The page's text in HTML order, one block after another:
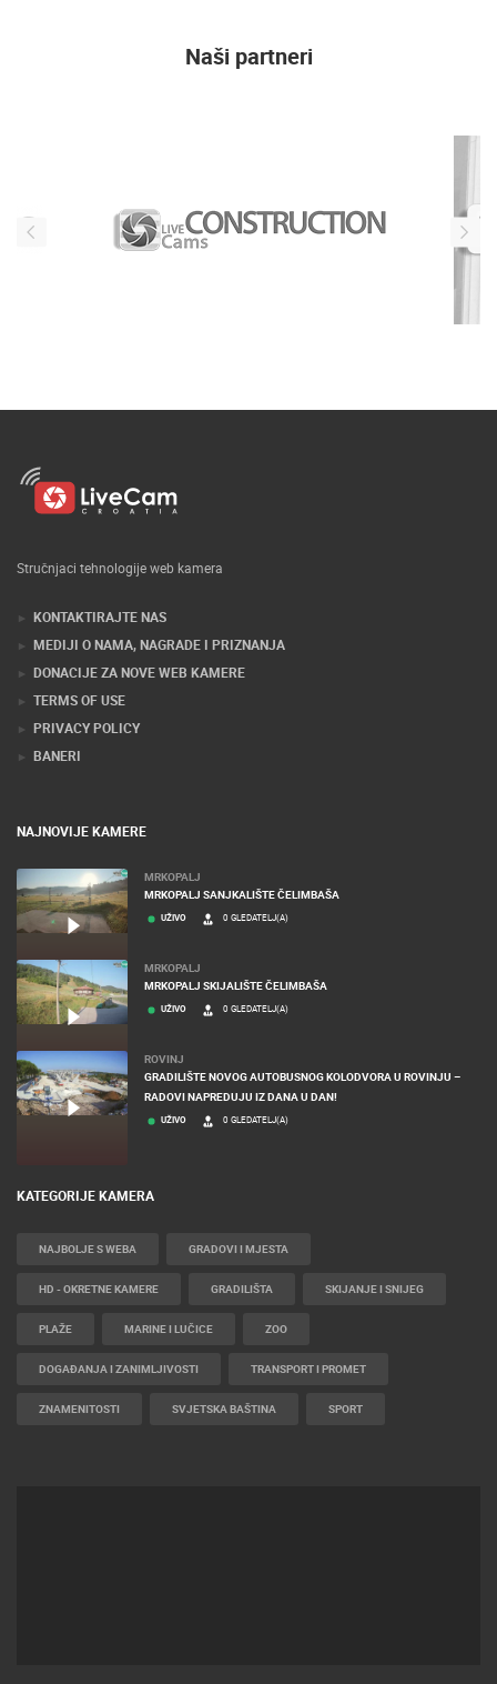
Naši partneri
Stručnjaci tehnologije web kamera
KONTAKTIRAJTE NAS
MEDIJI O NAMA, NAGRADE I PRIZNANJA
DONACIJE ZA NOVE WEB KAMERE
TERMS OF USE
PRIVACY POLICY
BANERI
NAJNOVIJE KAMERE
MRKOPALJ
MRKOPALJ SANJKALIŠTE ČELIMBAŠA
UŽIVO 0 GLEDATELJ(A)
MRKOPALJ
MRKOPALJ SKIJALIŠTE ČELIMBAŠA
UŽIVO 0 GLEDATELJ(A)
ROVINJ
GRADILIŠTE NOVOG AUTOBUSNOG KOLODVORA U ROVINJU –
RADOVI NAPREDUJU IZ DANA U DAN!
UŽIVO 0 GLEDATELJ(A)
KATEGORIJE KAMERA
NAJBOLJE S WEBA GRADOVI I MJESTA
HD - OKRETNE KAMERE GRADILIŠTA SKIJANJE I SNIJEG
PLAŽE MARINE I LUČICE ZOO
DOGAĐANJA I ZANIMLJIVOSTI TRANSPORT I PROMET
ZNAMENITOSTI SVJETSKA BAŠTINA SPORT